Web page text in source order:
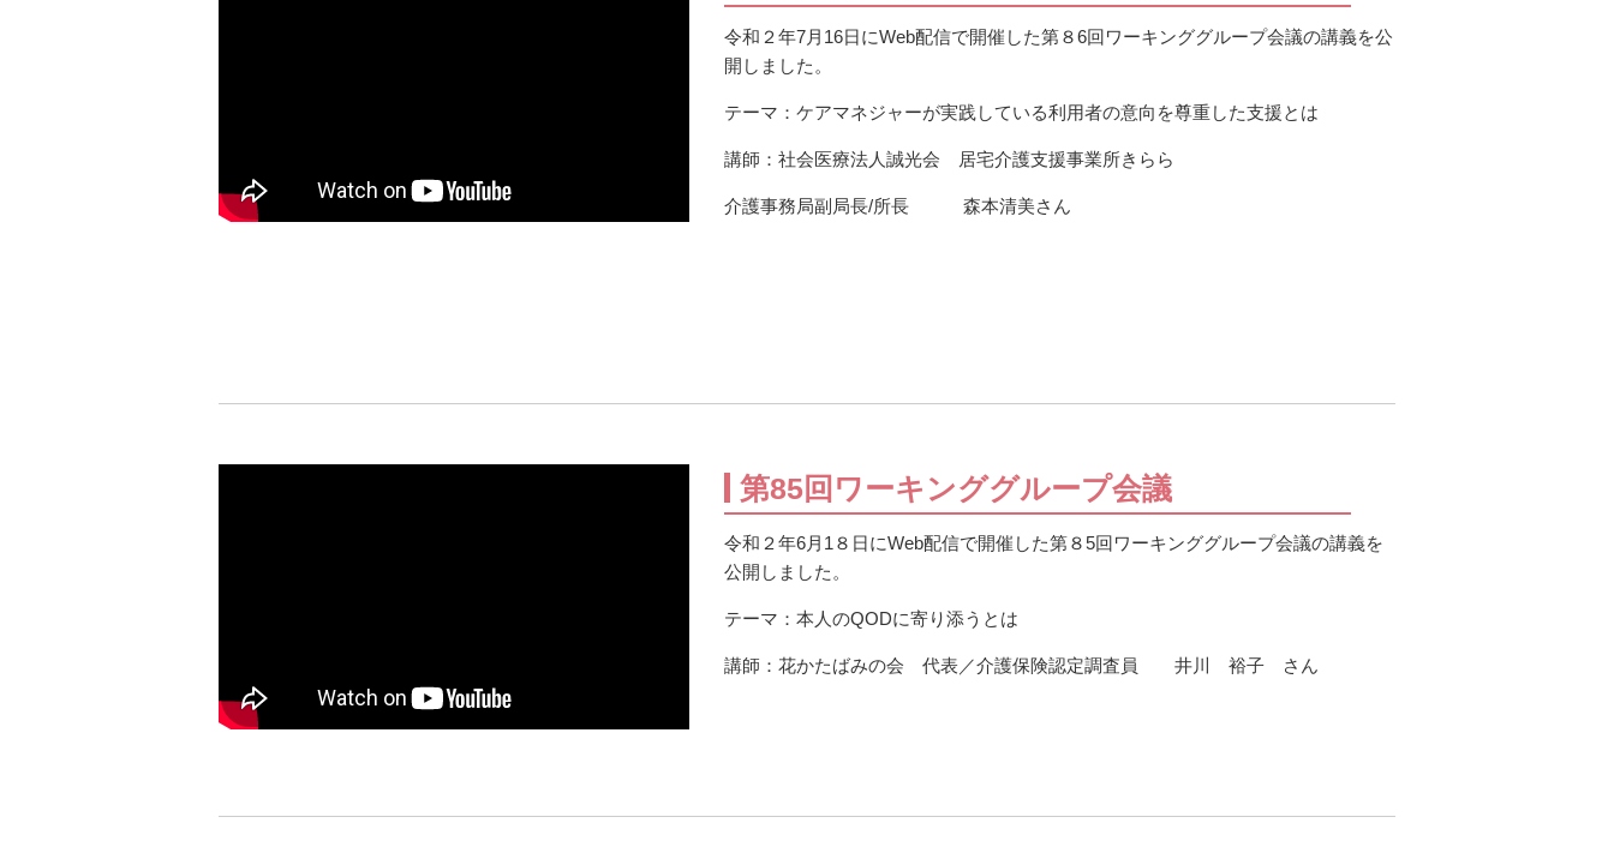
令和２年7月16日にWeb配信で開催した第８6回ワーキンググループ会議の講義を公
開しました。
テーマ：ケアマネジャーが実践している利用者の意向を尊重した支援とは
講師：社会医療法人誠光会 居宅介護支援事業所きらら
介護事務局副局長/所長 森本清美さん
第85回ワーキンググループ会議
令和２年6月1８日にWeb配信で開催した第８5回ワーキンググループ会議の講義を
公開しました。
テーマ：本人のQODに寄り添うとは
講師：花かたばみの会 代表／介護保険認定調査員 井川 裕子 さん